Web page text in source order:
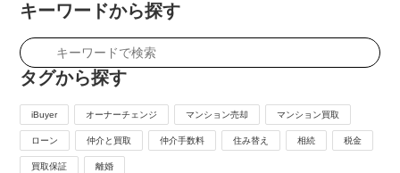
キーワードから探す
タグから探す
iBuyer オーナーチェンジ マンション売却 マンション買取
ローン 仲介と買取 仲介手数料 住み替え 相続 税金
買取保証 離婚